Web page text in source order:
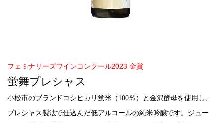
フェミナリーズワインコンクール2023 金賞
蛍舞プレシャス
小松市のブランドコシヒカリ蛍米（100％）と金沢酵母を使用し、
プレシャス製法で仕込んだ低アルコールの純米吟醸です。ジュー